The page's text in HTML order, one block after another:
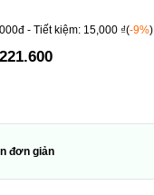
- Tiết kiệm: 15,000 ₫(-9%)
đơn giản